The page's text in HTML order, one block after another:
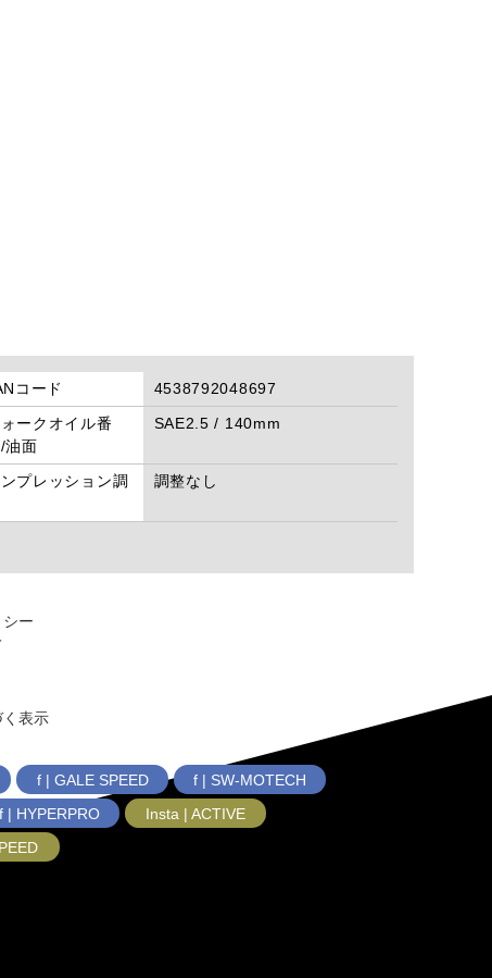
コード
4538792048697
ークオイル番
油面
SAE2.5 / 140mm
プレッション調
調整なし
ー
表示
f | GALE SPEED
f | SW-MOTECH
f | HYPERPRO
Insta | ACTIVE